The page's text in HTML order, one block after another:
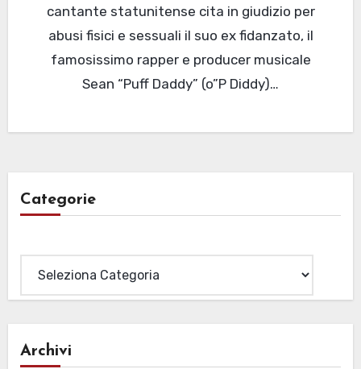
cantante statunitense cita in giudizio per
abusi fisici e sessuali il suo ex fidanzato, il
famosissimo rapper e producer musicale
Sean “Puff Daddy” (o”P Diddy)…
Categorie
Archivi